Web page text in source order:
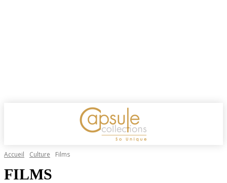
Accueil Culture Films
FILMS